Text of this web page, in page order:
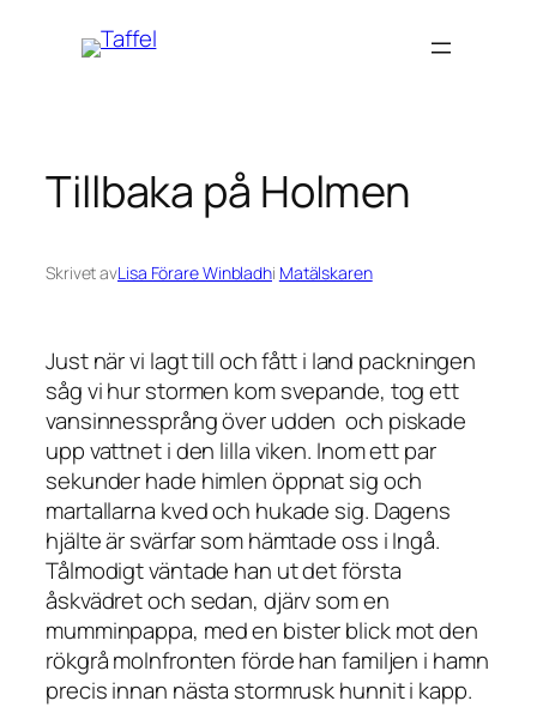
Tillbaka på Holmen
Skrivet avLisa Förare Winbladhi Matälskaren
Just när vi lagt till och fått i land packningen
såg vi hur stormen kom svepande, tog ett
vansinnessprång över udden och piskade
upp vattnet i den lilla viken. Inom ett par
sekunder hade himlen öppnat sig och
martallarna kved och hukade sig. Dagens
hjälte är svärfar som hämtade oss i Ingå.
Tålmodigt väntade han ut det första
åskvädret och sedan, djärv som en
mumminpappa, med en bister blick mot den
rökgrå molnfronten förde han familjen i hamn
precis innan nästa stormrusk hunnit i kapp.